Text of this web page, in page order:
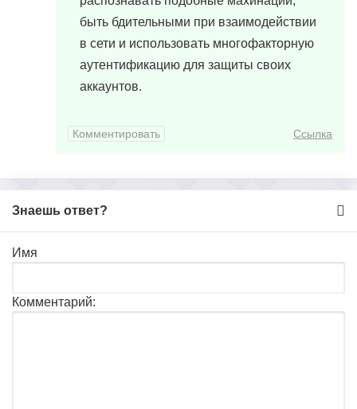
быть бдительными при взаимодействии
в сети и использовать многофакторную
аутентификацию для защиты своих
аккаунтов.
Комментировать Ссылка
Знаешь ответ?
Имя
Комментарий: